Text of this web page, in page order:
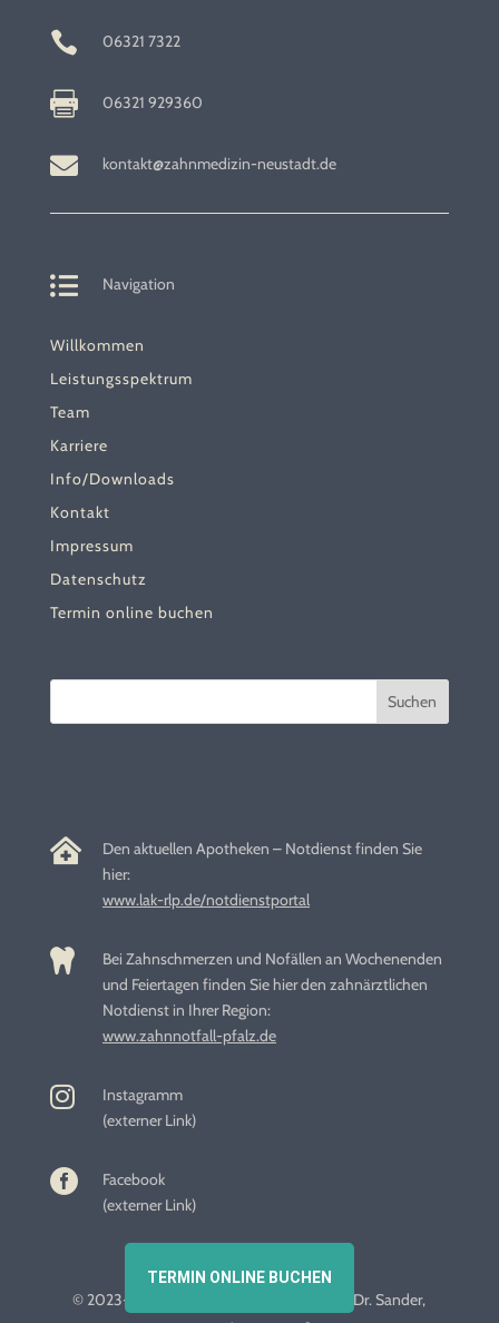
 06321 7322
 06321 929360
 kontakt@zahnmedizin-neustadt.de
 Navigation
Willkommen
Leistungsspektrum
Team
Karriere
Info/Downloads
Kontakt
Impressum
Datenschutz
Termin online buchen
Suchen

Den aktuellen Apotheken – Notdienst finden Sie
hier:
www.lak-rlp.de/notdienstportal

Bei Zahnschmerzen und Nofällen an Wochenenden
und Feiertagen finden Sie hier den zahnärztlichen
Notdienst in Ihrer Region:
www.zahnnotfall-pfalz.de

Instagramm
(externer Link)

Facebook
(externer Link)
© 2023-2026 Alle Rechte liegen bei Praxis Dr. Sander,
TERMIN ONLINE BUCHEN